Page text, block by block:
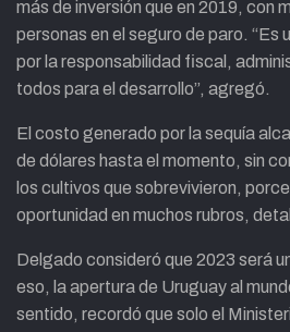
más de inversión que en 2019, con
personas en el seguro de paro. “Es
por la responsabilidad fiscal,
todos para el desarrollo”, agregó.
El costo generado por la sequía
de dólares hasta el momento, sin
los cultivos que sobrevivieron,
oportunidad en muchos rubros,
Delgado consideró que 2023 será
eso, la apertura de Uruguay al
sentido, recordó que solo el